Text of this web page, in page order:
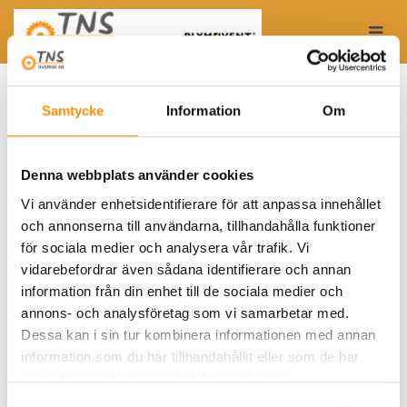
Samtycke Information Om
Denna webbplats använder cookies
Vi använder enhetsidentifierare för att anpassa innehållet
och annonserna till användarna, tillhandahålla funktioner
för sociala medier och analysera vår trafik. Vi
vidarebefordrar även sådana identifierare och annan
information från din enhet till de sociala medier och
annons- och analysföretag som vi samarbetar med.
Dessa kan i sin tur kombinera informationen med annan
information som du har tillhandahållit eller som de har
samlat in när du har använt deras tjänster.
Hem Avgasutsug fordonverkstad Fjäderdriven avgasrulle
Den fjäderdrivna avgasrullen
tillförlitlighet då den har använts i många år i olika
använda, dra bara ned slangen så låser den sig i önskat
läge, dra igen och så rullas slangen upp till det
justerbara slangstoppet. Den kraftiga fjäderkassetten
har kraft nog för slanglängd upp till 10 meter, vilket
därmed täcker ett stort arbetsområde.
kan installeras mot vägg eller tak och avsett om ni
installerar enstaka SER
eller ett system får ni ett
effektivt och beprövat avgasutsug.
Egenskaper och fördelar